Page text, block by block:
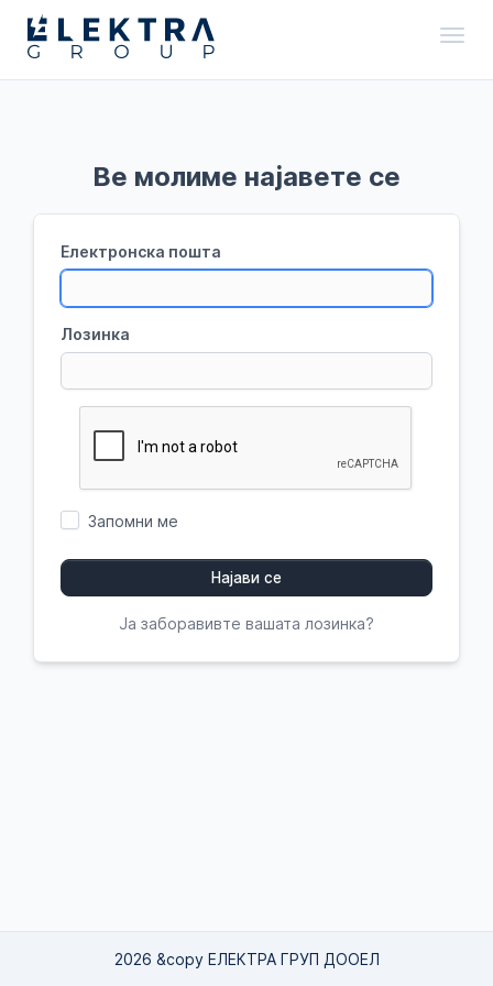
Ве молиме најавете се
Електронска пошта
Лозинка
Запомни ме
Најави се
Ја заборавивте вашата лозинка?
2026 &copy ЕЛЕКТРА ГРУП ДООЕЛ